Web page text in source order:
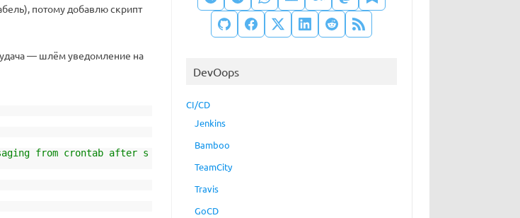
потому добавлю скрипт
— шлём уведомление на
from crontab after s
DevOops
CI/CD
Jenkins
Bamboo
TeamCity
Travis
GoCD